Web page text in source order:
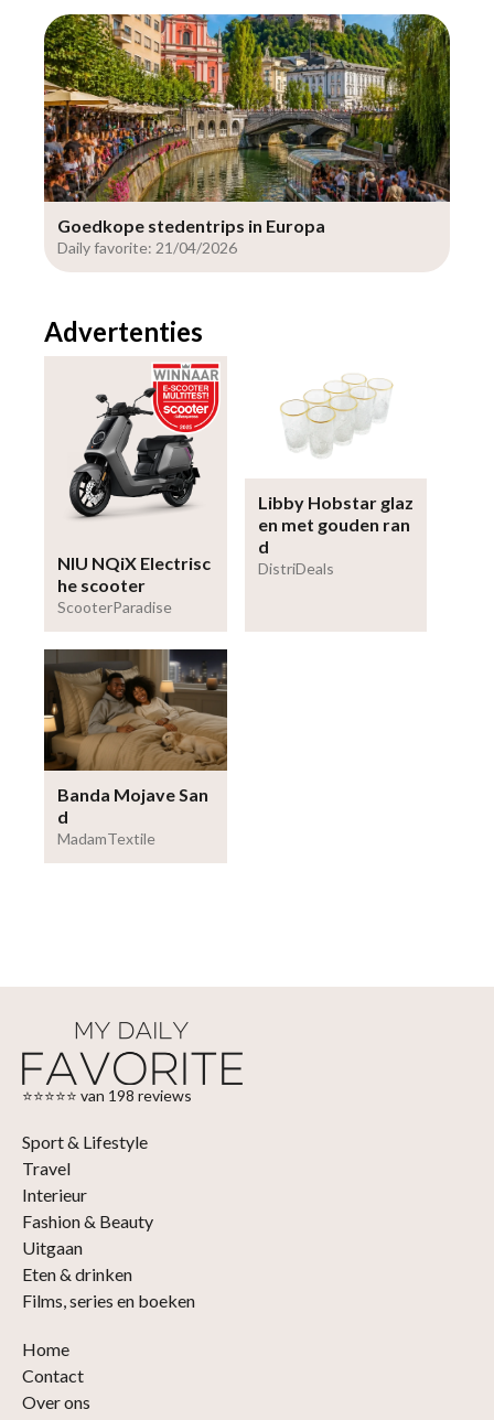
Goedkope stedentrips in Europa
Daily favorite: 21/04/2026
Advertenties
NIU NQiX Electrisc
he scooter
ScooterParadise
Libby Hobstar glaz
en met gouden ran
d
DistriDeals
Banda Mojave San
d
MadamTextile
⭐⭐⭐⭐⭐ van 198 reviews
Sport & Lifestyle
Travel
Interieur
Fashion & Beauty
Uitgaan
Eten & drinken
Films, series en boeken
Home
Contact
Over ons